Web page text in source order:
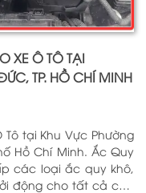
XE Ô TÔ TẠI
TP. HỒ CHÍ MINH
tại Khu Vực Phường
Hồ Chí Minh. Ắc Quy
các loại ắc quy khô,
động cho tất cả các